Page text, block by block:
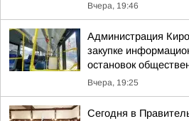
Вчера, 19:46
Администрация
закупке
остановок
Вчера, 19:25
Сегодня в